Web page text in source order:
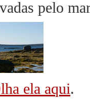
pelo
ela aqui.